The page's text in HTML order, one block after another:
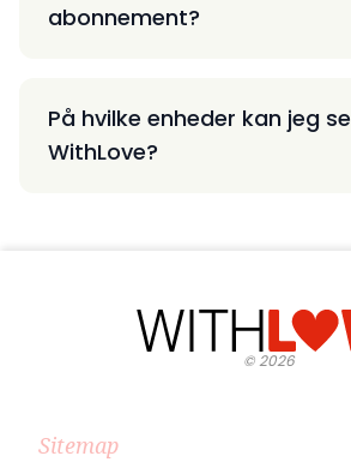
abonnement?
På hvilke enheder kan jeg se
WithLove?
©2026
Sitemap